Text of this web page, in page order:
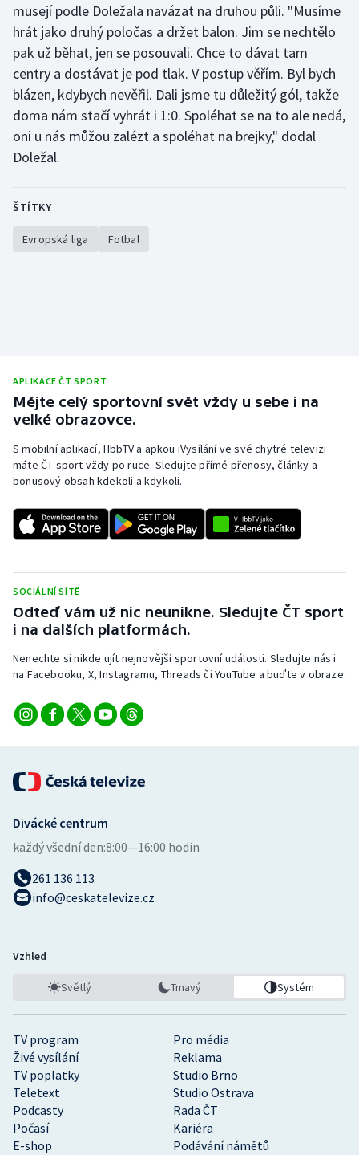
musejí podle Doležala navázat na druhou půli. "Musíme
hrát jako druhý poločas a držet balon. Jim se nechtělo
pak už běhat, jen se posouvali. Chce to dávat tam
centry a dostávat je pod tlak. V postup věřím. Byl bych
blázen, kdybych nevěřil. Dali jsme tu důležitý gól, takže
doma nám stačí vyhrát i 1:0. Spoléhat se na to ale nedá,
oni u nás můžou zalézt a spoléhat na brejky," dodal
Doležal.
ŠTÍTKY
Evropská liga Fotbal
APLIKACE ČT SPORT
Mějte celý sportovní svět vždy u sebe i na
velké obrazovce.
S mobilní aplikací, HbbTV a apkou iVysílání ve své chytré televizi
máte ČT sport vždy po ruce. Sledujte přímé přenosy, články a
bonusový obsah kdekoli a kdykoli.
SOCIÁLNÍ SÍTĚ
Odteď vám už nic neunikne. Sledujte ČT sport
i na dalších platformách.
Nenechte si nikde ujít nejnovější sportovní události. Sledujte nás i
na Facebooku, X, Instagramu, Threads či YouTube a buďte v obraze.
TV program
Pro média
Živé vysílání
Reklama
TV poplatky
Studio Brno
Teletext
Studio Ostrava
Podcasty
Rada ČT
Počasí
Kariéra
E-shop
Podávání námětů
Divácké centrum
každý všední den:8:00—16:00 hodin
261 136 113
info@ceskatelevize.cz
Vzhled
Světlý Tmavý Systém